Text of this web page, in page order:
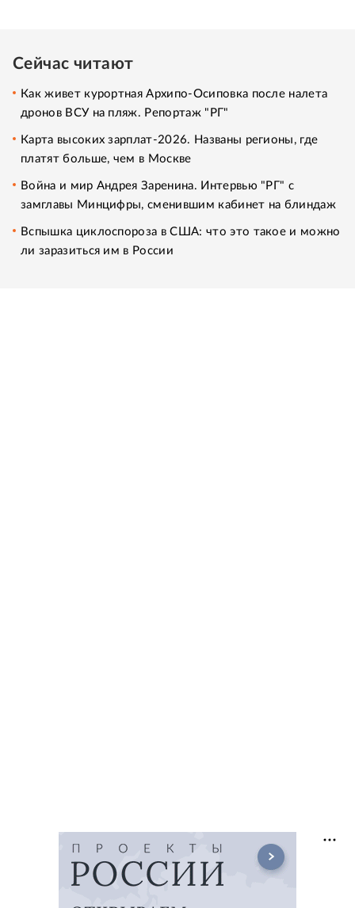
Сейчас читают
Как живет курортная Архипо-Осиповка после налета
дронов ВСУ на пляж. Репортаж "РГ"
Карта высоких зарплат-2026. Названы регионы, где
платят больше, чем в Москве
Война и мир Андрея Заренина. Интервью "РГ" с
замглавы Минцифры, сменившим кабинет на блиндаж
Вспышка циклоспороза в США: что это такое и можно
ли заразиться им в России